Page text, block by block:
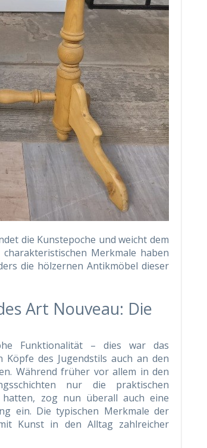
die Kunstepoche und weicht dem
Merkmale haben
die hölzernen Antikmöbel dieser
Art Nouveau: Die
Funktionalität – dies war das
Köpfe des Jugendstils auch an den
Während früher vor allem in den
nur die praktischen
zog nun überall auch eine
ein. Die typischen Merkmale der
Kunst in den Alltag zahlreicher